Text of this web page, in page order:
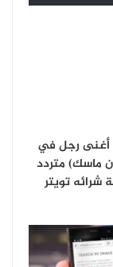
أغنى رجل في
ماسك) متردد
شرائه تويتر